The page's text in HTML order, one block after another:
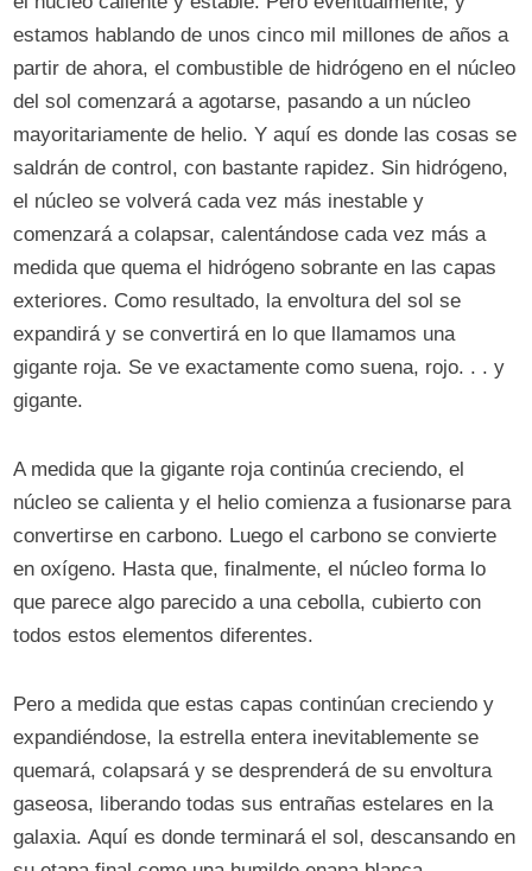
estamos hablando de unos cinco mil millones de años a
partir de ahora, el combustible de hidrógeno en el núcleo
del sol comenzará a agotarse, pasando a un núcleo
mayoritariamente de helio. Y aquí es donde las cosas se
saldrán de control, con bastante rapidez. Sin hidrógeno,
el núcleo se volverá cada vez más inestable y
comenzará a colapsar, calentándose cada vez más a
medida que quema el hidrógeno sobrante en las capas
exteriores. Como resultado, la envoltura del sol se
expandirá y se convertirá en lo que llamamos una
gigante roja. Se ve exactamente como suena, rojo. . . y
gigante.
A medida que la gigante roja continúa creciendo, el
núcleo se calienta y el helio comienza a fusionarse para
convertirse en carbono. Luego el carbono se convierte
en oxígeno. Hasta que, finalmente, el núcleo forma lo
que parece algo parecido a una cebolla, cubierto con
todos estos elementos diferentes.
Pero a medida que estas capas continúan creciendo y
expandiéndose, la estrella entera inevitablemente se
quemará, colapsará y se desprenderá de su envoltura
gaseosa, liberando todas sus entrañas estelares en la
galaxia. Aquí es donde terminará el sol, descansando en